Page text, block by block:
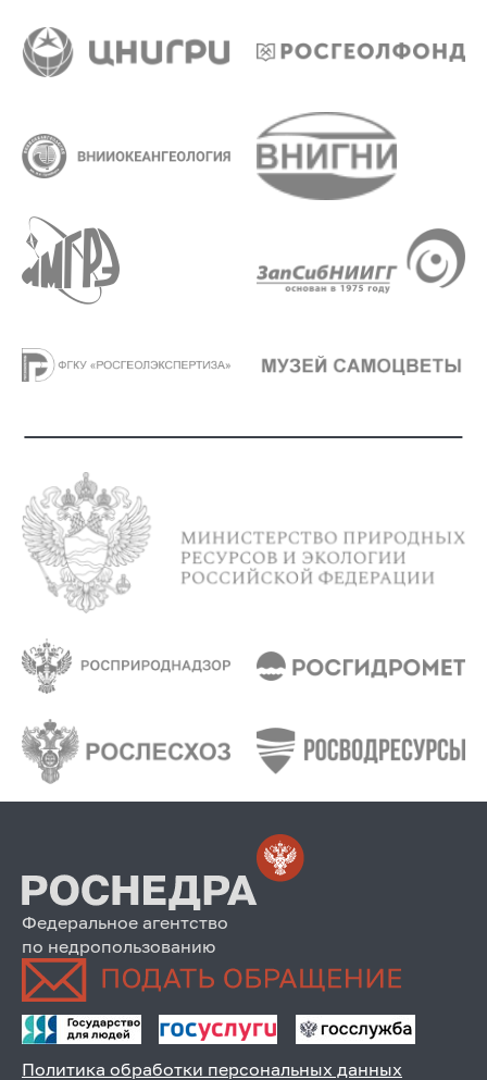
Федеральное агентство
по недропользованию
Политика обработки персональных данных